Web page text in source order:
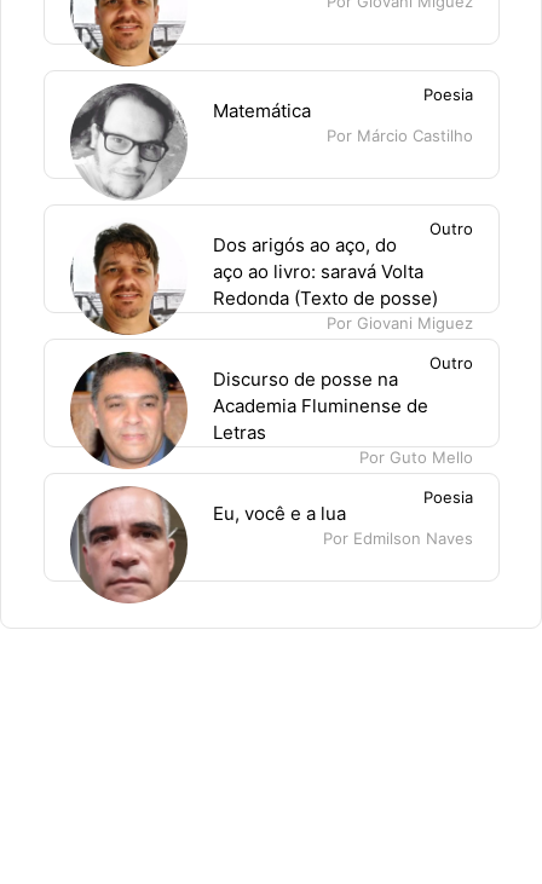
Poesia
Matemática
Por Márcio Castilho
Outro
Dos arigós ao aço, do
aço ao livro: saravá Volta
Redonda (Texto de posse)
Por Giovani Miguez
Outro
Discurso de posse na
Academia Fluminense de
Letras
Por Guto Mello
Poesia
Eu, você e a lua
Por Edmilson Naves